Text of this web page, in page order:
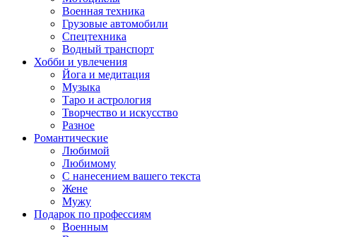
Военная техника
Грузовые автомобили
Спецтехника
Водный транспорт
Хобби и увлечения
Йога и медитация
Музыка
Таро и астрология
Творчество и искусство
Разное
Романтические
Любимой
Любимому
С нанесением вашего текста
Жене
Мужу
Подарок по профессиям
Военным